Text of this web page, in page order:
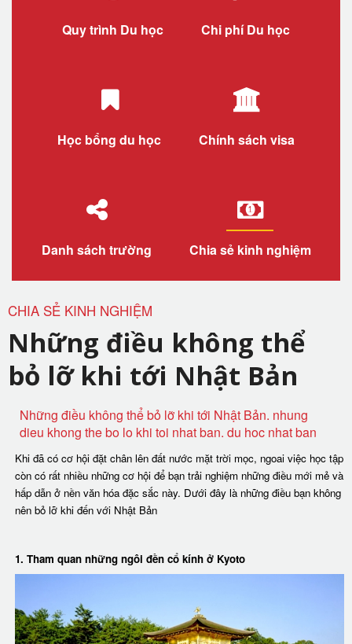
Quy trình Du học Chi phí Du học
Học bổng du học Chính sách visa
Danh sách trường Chia sẻ kinh nghiệm
CHIA SẺ KINH NGHIỆM
Những điều không thể
bỏ lỡ khi tới Nhật Bản
Những điều không thể bỏ lỡ khi tới Nhật Bản. nhung
dieu khong the bo lo khi toi nhat ban. du hoc nhat ban
Khi đã có cơ hội đặt chân lên đất nước mặt trời mọc, ngoai việc học tập
còn có rất nhiều những cơ hội để bạn trải nghiệm những điều mới mẻ và
hấp dẫn ở nền văn hóa đặc sắc này. Dưới đây là những điều bạn không
nên bỏ lỡ khi đến với Nhật Bản
1. Tham quan những ngôi đền cổ kính ở Kyoto